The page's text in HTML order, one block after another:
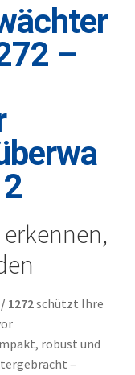
–
1272schützt Ihre
robust und
–